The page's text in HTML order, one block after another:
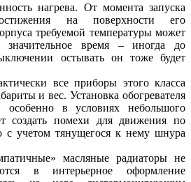
нагрева. От момента запуска
на поверхности его
требуемой температуры может
значительное время – иногда до
остывать он тоже будет
все приборы этого класса
и вес. Установка обогревателя
в условиях небольшого
создать помехи для движения по
с учетом тянущегося к нему шнура
масляные радиаторы не
в интерьерное оформление